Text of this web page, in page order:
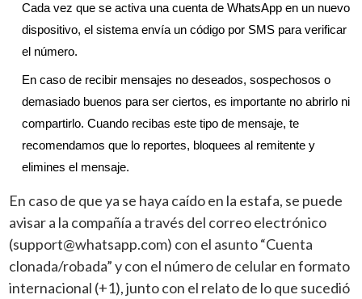
Cada vez que se activa una cuenta de WhatsApp en un nuevo
dispositivo, el sistema envía un código por SMS para verificar
el número.
En caso de recibir mensajes no deseados, sospechosos o
demasiado buenos para ser ciertos, es importante no abrirlo ni
compartirlo. Cuando recibas este tipo de mensaje, te
recomendamos que lo reportes, bloquees al remitente y
elimines el mensaje.
En caso de que ya se haya caído en la estafa, se puede
avisar a la compañía a través del correo electrónico
(support@whatsapp.com) con el asunto “Cuenta
clonada/robada” y con el número de celular en formato
internacional (+1), junto con el relato de lo que sucedió